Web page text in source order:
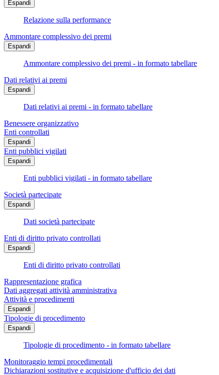
Espandi
Relazione sulla performance
Ammontare complessivo dei premi
Espandi
Ammontare complessivo dei premi - in formato tabellare
Dati relativi ai premi
Espandi
Dati relativi ai premi - in formato tabellare
Benessere organizzativo
Enti controllati
Espandi
Enti pubblici vigilati
Espandi
Enti pubblici vigilati - in formato tabellare
Società partecipate
Espandi
Dati società partecipate
Enti di diritto privato controllati
Espandi
Enti di diritto privato controllati
Rappresentazione grafica
Dati aggregati attività amministrativa
Attività e procedimenti
Espandi
Tipologie di procedimento
Espandi
Tipologie di procedimento - in formato tabellare
Monitoraggio tempi procedimentali
Dichiarazioni sostitutive e acquisizione d'ufficio dei dati